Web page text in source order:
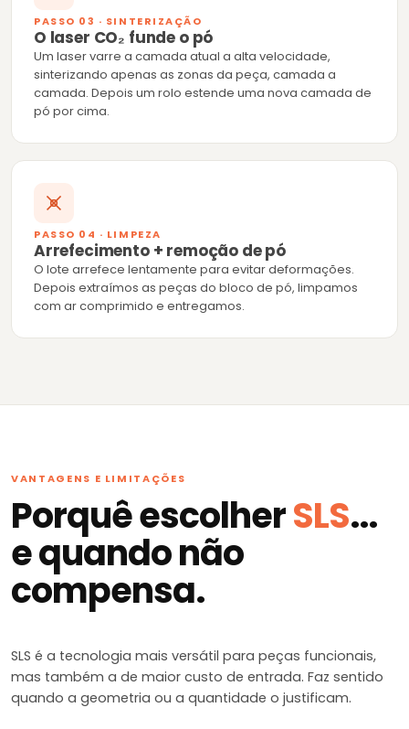
PASSO 03 · SINTERIZAÇÃO
O laser CO₂ funde o pó
Um laser varre a camada atual a alta velocidade,
sinterizando apenas as zonas da peça, camada a
camada. Depois um rolo estende uma nova camada de
pó por cima.
PASSO 04 · LIMPEZA
Arrefecimento + remoção de pó
O lote arrefece lentamente para evitar deformações.
Depois extraímos as peças do bloco de pó, limpamos
com ar comprimido e entregamos.
VANTAGENS E LIMITAÇÕES
Porquê escolherSLS...
e quando não
compensa.
SLS é a tecnologia mais versátil para peças funcionais,
mas também a de maior custo de entrada. Faz sentido
quando a geometria ou a quantidade o justificam.